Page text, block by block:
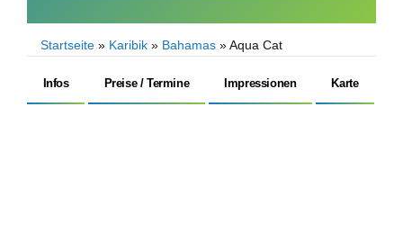
Startseite » Karibik » Bahamas »Aqua Cat
Infos Preise / Termine Impressionen Karte